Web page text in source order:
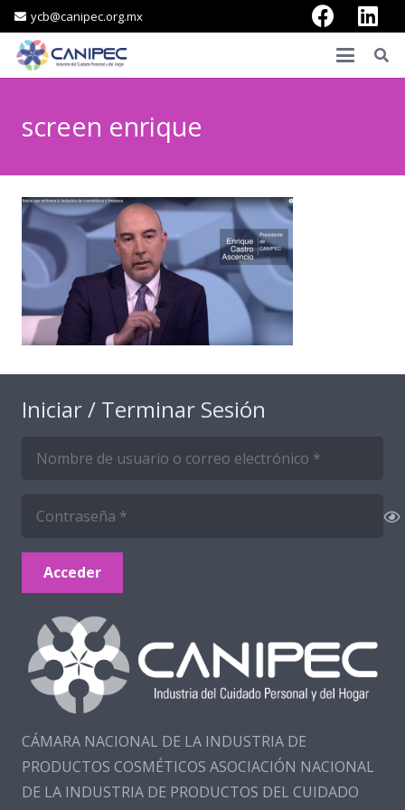
ycb@canipec.org.mx
screen enrique
Iniciar / Terminar Sesión
Acceder
CÁMARA NACIONAL DE LA INDUSTRIA DE
PRODUCTOS COSMÉTICOS ASOCIACIÓN NACIONAL
DE LA INDUSTRIA DE PRODUCTOS DEL CUIDADO